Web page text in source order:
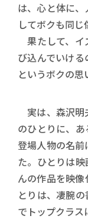
は、心と体に
してボクも同
果たして、イ
び込んでいけ
というボクの思
実は、森沢明
のひとりに、あ
登場人物の名
た。ひとりは
んの作品を映
とりは、凄腕
でトップクラス